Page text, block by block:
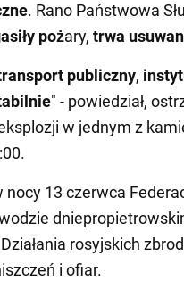
. Rano Państwowa
pożary, trwa
publiczny,
" - powiedział,
w jednym z
nocy 13 czerwca
rosyjskich
i ofiar.